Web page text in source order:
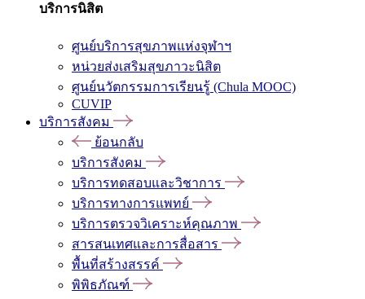
บริการนิสิต
ศูนย์บริการสุขภาพแห่งจุฬาฯ
หน่วยส่งเสริมสุขภาวะนิสิต
ศูนย์นวัตกรรมการเรียนรู้ (Chula MOOC)
CUVIP
บริการสังคม
ย้อนกลับ
บริการสังคม
บริการทดสอบและวิชาการ
บริการทางการแพทย์
บริการตรวจวิเคราะห์คุณภาพ
สารสนเทศและการสื่อสาร
พื้นที่สร้างสรรค์
พิพิธภัณฑ์